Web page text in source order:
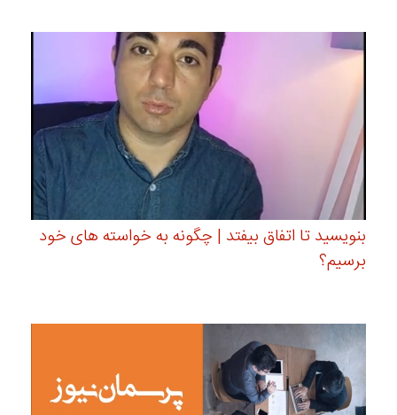
بنویسید تا اتفاق بیفتد | چگونه به خواسته های خود
برسیم؟